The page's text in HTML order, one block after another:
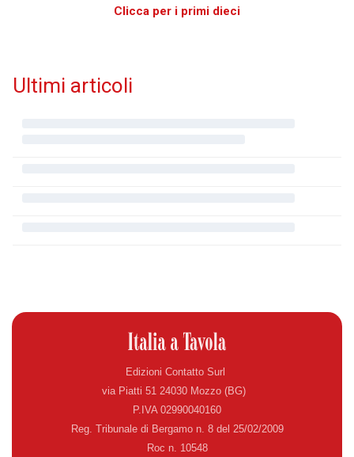
Clicca per i primi dieci
Ultimi articoli
Edizioni Contatto Surl
via Piatti 51 24030 Mozzo (BG)
P.IVA 02990040160
Reg. Tribunale di Bergamo n. 8 del 25/02/2009
Roc n. 10548